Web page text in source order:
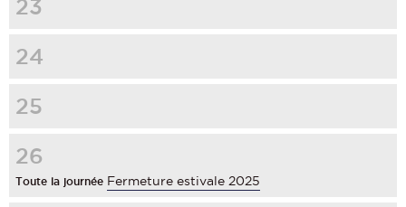
23
24
25
26
Toute la journée Fermeture estivale 2025